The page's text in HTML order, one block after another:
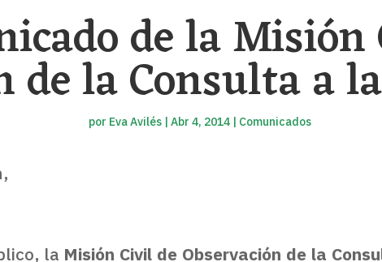
de la
de la Consulta a
por Eva Avilés | Abr 4, 2014 | Comunicados
la Misión Civil de Observación de la